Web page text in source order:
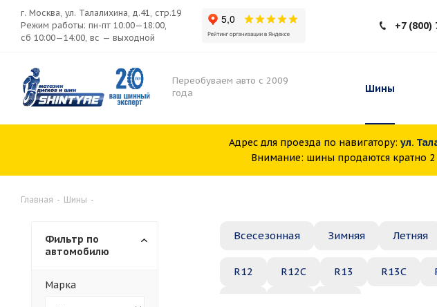
г. Москва, ул. Талалихина, д.41, стр.19
Режим работы: пн-пт 10:00—18:00,
сб 10:00—14:00, вс — выходной
+7 (800)
Переобуваем авто с 2009
года
Шины
Адрес для проезда по навигатору: ул.
Внимание: шины продаются кратно
Главная - Шины -
Всесезонная Зимняя Летняя
R12 R12C R13 R13C
Фильтр по
автомобилю
Марка